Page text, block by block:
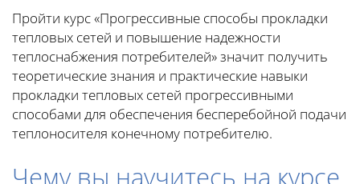
Пройти курс «Прогрессивные способы прокладки
тепловых сетей и повышение надежности
теплоснабжения потребителей» значит получить
теоретические знания и практические навыки
прокладки тепловых сетей прогрессивными
способами для обеспечения бесперебойной подачи
теплоносителя конечному потребителю.
Чему вы научитесь на курсе